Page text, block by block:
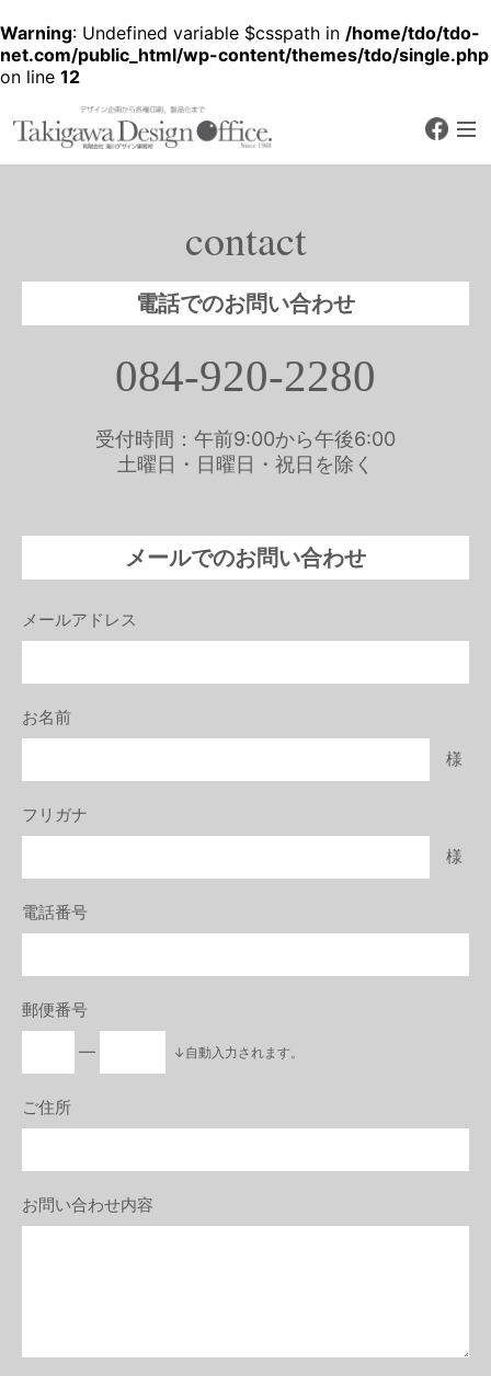
Warning: Undefined variable $csspath in /home/tdo/tdo-
net.com/public_html/wp-content/themes/tdo/single.php
on line 12
デザイン企画から各種印刷、製品化
contact
電話でのお問い合わせ
084-920-2280
受付時間：午前9:00から午後6:00
土曜日・日曜日・祝日を除く
メールでのお問い合わせ
メールアドレス
お名前
様
フリガナ
様
電話番号
郵便番号
―
↓自動入力されます。
ご住所
お問い合わせ内容